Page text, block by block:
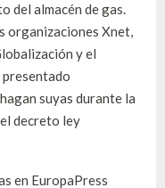
del almacén de gas.
organizaciones Xnet,
y el
suyas durante la
decreto ley
en EuropaPress